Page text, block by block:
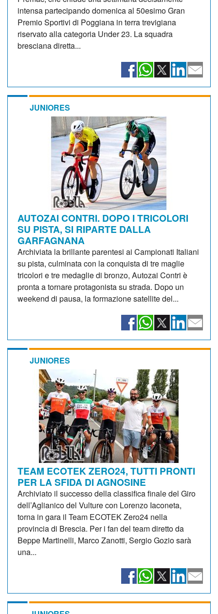
intensa partecipando domenica al 50esimo Gran
Premio Sportivi di Poggiana in terra trevigiana
riservato alla categoria Under 23. La squadra
bresciana diretta...
JUNIORES
AUTOZAI CONTRI. DOPO I TRICOLORI
SU PISTA, SI RIPARTE DALLA
GARFAGNANA
Archiviata la brillante parentesi ai Campionati Italiani
su pista, culminata con la conquista di tre maglie
tricolori e tre medaglie di bronzo, Autozai Contri è
pronta a tornare protagonista su strada. Dopo un
weekend di pausa, la formazione satellite del...
JUNIORES
TEAM ECOTEK ZERO24, TUTTI PRONTI
PER LA SFIDA DI AGNOSINE
Archiviato il successo della classifica finale del Giro
dell’Aglianico del Vulture con Lorenzo Iaconeta,
torna in gara il Team ECOTEK Zero24 nella
provincia di Brescia. Per i fan del team diretto da
Beppe Martinelli, Marco Zanotti, Sergio Gozio sarà
una...